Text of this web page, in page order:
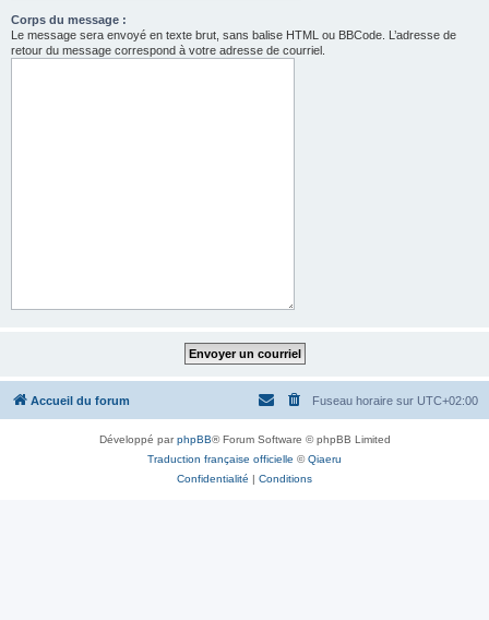
Corps du message :
Le message sera envoyé en texte brut, sans balise HTML ou BBCode. L’adresse de
retour du message correspond à votre adresse de courriel.
Accueil du forum Fuseau horaire sur UTC+02:00
Développé parphpBB® Forum Software © phpBB Limited
Traduction française officielle ©Qiaeru
Confidentialité | Conditions